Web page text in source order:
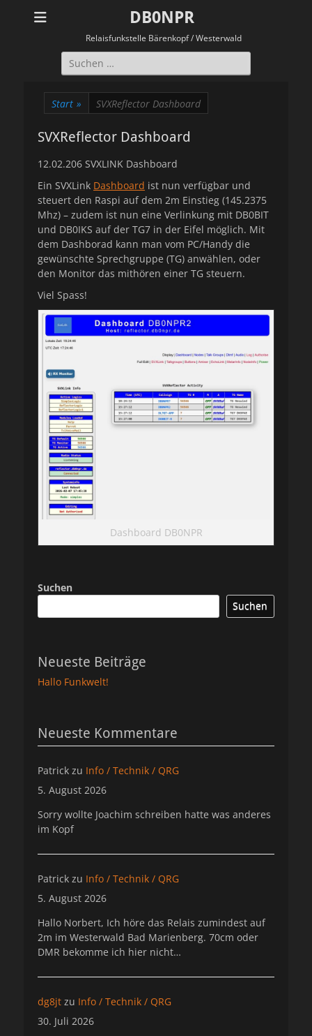
DB0NPR
Relaisfunkstelle Bärenkopf / Westerwald
Suchen
nach:
Start » SVXReflector Dashboard
SVXReflector Dashboard
12.02.206 SVXLINK Dashboard
Ein SVXLink Dashboard ist nun verfügbar und
steuert den Raspi auf dem 2m Einstieg (145.2375
Mhz) – zudem ist nun eine Verlinkung mit DB0BIT
und DB0IKS auf der TG7 in der Eifel möglich. Mit
dem Dashborad kann man vom PC/Handy die
gewünschte Sprechgruppe (TG) anwählen, oder
den Monitor das mithören einer TG steuern.
Viel Spass!
Dashboard DB0NPR
Suchen
Suchen
Neueste Beiträge
Hallo Funkwelt!
Neueste Kommentare
Patrick zu Info / Technik / QRG
5. August 2026
Sorry wollte Joachim schreiben hatte was anderes
im Kopf
Patrick zu Info / Technik / QRG
5. August 2026
Hallo Norbert, Ich höre das Relais zumindest auf
2m im Westerwald Bad Marienberg. 70cm oder
DMR bekomme ich hier nicht…
dg8jt zu Info / Technik / QRG
30. Juli 2026